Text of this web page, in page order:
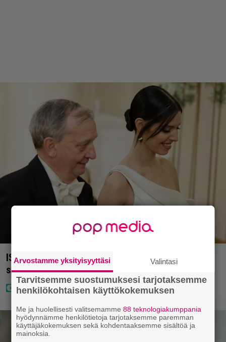
IS: Hjalliksen ja Jasminen häissä suomalainen
supertähti
Arvostamme yksityisyyttäsi Valintasi
Tarvitsemme suostumuksesi tarjotaksemme
henkilökohtaisen käyttökokemuksen
Me ja huolellisesti valitsemamme88 teknologiakumppania
hyödynnämme henkilötietoja tarjotaksemme paremman
käyttäjäkokemuksen sekä kohdentaaksemme sisältöä ja
mainoksia.